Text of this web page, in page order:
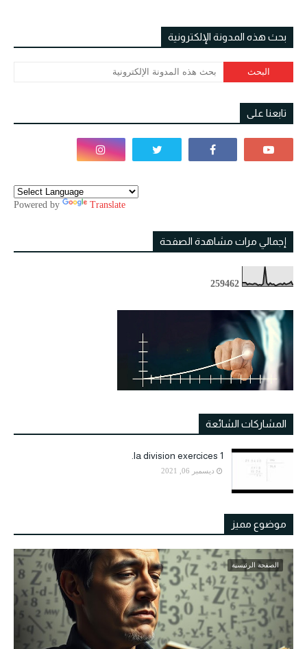
بحث هذه المدونة الإلكترونية
تابعنا على
Powered by Translate
إجمالي مرات مشاهدة الصفحة
259462
المشاركات الشائعة
la division exercices 1.
ديسمبر 06, 2021
موضوع مميز
الصفحة الرئيسية